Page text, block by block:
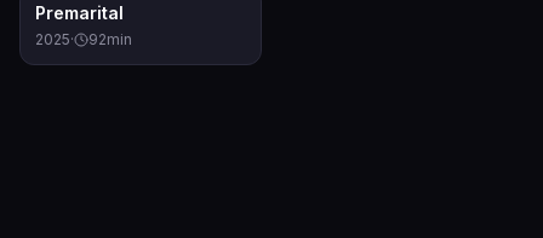
Premarital
2025· 92min